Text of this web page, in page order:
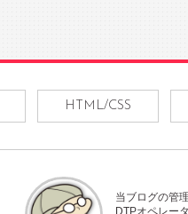
HTML/CSS
当ブログの管
DTPオペレー